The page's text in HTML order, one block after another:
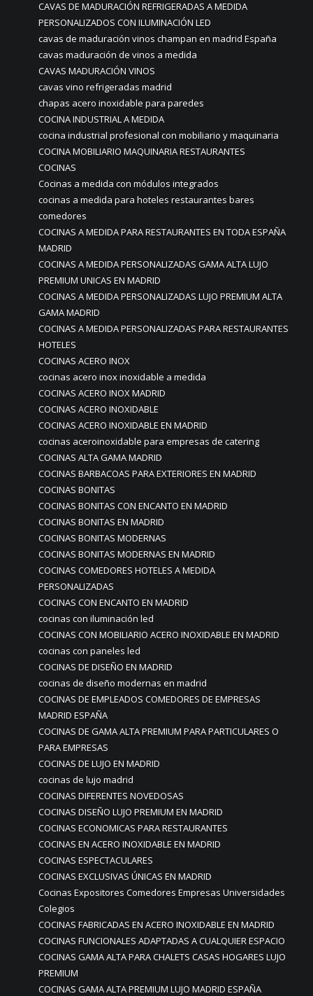
CAVAS DE MADURACIÓN REFRIGERADAS A MEDIDA
PERSONALIZADOS CON ILUMINACIÓN LED
cavas de maduración vinos champan en madrid España
cavas maduración de vinos a medida
CAVAS MADURACIÓN VINOS
cavas vino refrigeradas madrid
chapas acero inoxidable para paredes
COCINA INDUSTRIAL A MEDIDA
cocina industrial profesional con mobiliario y maquinaria
COCINA MOBILIARIO MAQUINARIA RESTAURANTES
COCINAS
Cocinas a medida con módulos integrados
cocinas a medida para hoteles restaurantes bares
comedores
COCINAS A MEDIDA PARA RESTAURANTES EN TODA ESPAÑA
MADRID
COCINAS A MEDIDA PERSONALIZADAS GAMA ALTA LUJO
PREMIUM UNICAS EN MADRID
COCINAS A MEDIDA PERSONALIZADAS LUJO PREMIUM ALTA
GAMA MADRID
COCINAS A MEDIDA PERSONALIZADAS PARA RESTAURANTES
HOTELES
COCINAS ACERO INOX
cocinas acero inox inoxidable a medida
COCINAS ACERO INOX MADRID
COCINAS ACERO INOXIDABLE
COCINAS ACERO INOXIDABLE EN MADRID
cocinas aceroinoxidable para empresas de catering
COCINAS ALTA GAMA MADRID
COCINAS BARBACOAS PARA EXTERIORES EN MADRID
COCINAS BONITAS
COCINAS BONITAS CON ENCANTO EN MADRID
COCINAS BONITAS EN MADRID
COCINAS BONITAS MODERNAS
COCINAS BONITAS MODERNAS EN MADRID
COCINAS COMEDORES HOTELES A MEDIDA
PERSONALIZADAS
COCINAS CON ENCANTO EN MADRID
cocinas con iluminación led
COCINAS CON MOBILIARIO ACERO INOXIDABLE EN MADRID
cocinas con paneles led
COCINAS DE DISEÑO EN MADRID
cocinas de diseño modernas en madrid
COCINAS DE EMPLEADOS COMEDORES DE EMPRESAS
MADRID ESPAÑA
COCINAS DE GAMA ALTA PREMIUM PARA PARTICULARES O
PARA EMPRESAS
COCINAS DE LUJO EN MADRID
cocinas de lujo madrid
COCINAS DIFERENTES NOVEDOSAS
COCINAS DISEÑO LUJO PREMIUM EN MADRID
COCINAS ECONOMICAS PARA RESTAURANTES
COCINAS EN ACERO INOXIDABLE EN MADRID
COCINAS ESPECTACULARES
COCINAS EXCLUSIVAS ÚNICAS EN MADRID
Cocinas Expositores Comedores Empresas Universidades
Colegios
COCINAS FABRICADAS EN ACERO INOXIDABLE EN MADRID
COCINAS FUNCIONALES ADAPTADAS A CUALQUIER ESPACIO
COCINAS GAMA ALTA PARA CHALETS CASAS HOGARES LUJO
PREMIUM
COCINAS GAMA ALTA PREMIUM LUJO MADRID ESPAÑA